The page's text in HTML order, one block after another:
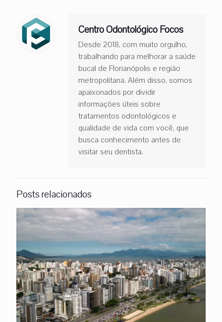
Centro Odontológico Focos
Desde 2018, com muito orgulho,
trabalhando para melhorar a saúde
bucal de Florianópolis e região
metropolitana. Além disso, somos
apaixonados por dividir
informações úteis sobre
tratamentos odontológicos e
qualidade de vida com você, que
busca conhecimento antes de
visitar seu dentista.
Posts relacionados